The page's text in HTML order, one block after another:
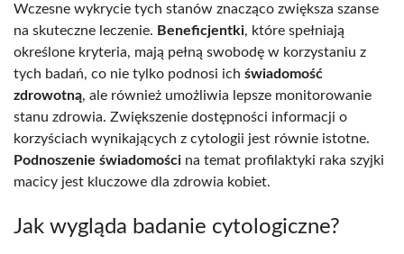
Wczesne wykrycie tych stanów znacząco zwiększa szanse
na skuteczne leczenie. Beneficjentki, które spełniają
określone kryteria, mają pełną swobodę w korzystaniu z
tych badań, co nie tylko podnosi ich świadomość
zdrowotną, ale również umożliwia lepsze monitorowanie
stanu zdrowia. Zwiększenie dostępności informacji o
korzyściach wynikających z cytologii jest równie istotne.
Podnoszenie świadomości na temat profilaktyki raka szyjki
macicy jest kluczowe dla zdrowia kobiet.
Jak wygląda badanie cytologiczne?